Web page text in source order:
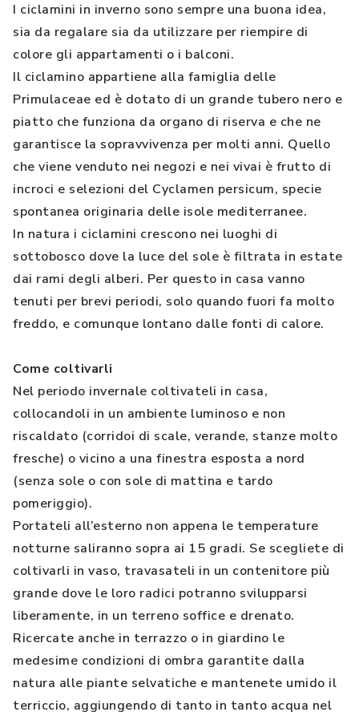
I ciclamini in inverno sono sempre una buona idea,
sia da regalare sia da utilizzare per riempire di
colore gli appartamenti o i balconi.
Il ciclamino appartiene alla famiglia delle
Primulaceae ed è dotato di un grande tubero nero e
piatto che funziona da organo di riserva e che ne
garantisce la sopravvivenza per molti anni. Quello
che viene venduto nei negozi e nei vivai è frutto di
incroci e selezioni del Cyclamen persicum, specie
spontanea originaria delle isole mediterranee.
In natura i ciclamini crescono nei luoghi di
sottobosco dove la luce del sole è filtrata in estate
dai rami degli alberi. Per questo in casa vanno
tenuti per brevi periodi, solo quando fuori fa molto
freddo, e comunque lontano dalle fonti di calore.
Come coltivarli
Nel periodo invernale coltivateli in casa,
collocandoli in un ambiente luminoso e non
riscaldato (corridoi di scale, verande, stanze molto
fresche) o vicino a una finestra esposta a nord
(senza sole o con sole di mattina e tardo
pomeriggio).
Portateli all’esterno non appena le temperature
notturne saliranno sopra ai 15 gradi. Se scegliete di
coltivarli in vaso, travasateli in un contenitore più
grande dove le loro radici potranno svilupparsi
liberamente, in un terreno soffice e drenato.
Ricercate anche in terrazzo o in giardino le
medesime condizioni di ombra garantite dalla
natura alle piante selvatiche e mantenete umido il
terriccio, aggiungendo di tanto in tanto acqua nel